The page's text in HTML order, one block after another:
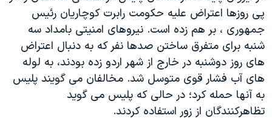
اصلی
جهش
جستجو
ورزشی
گزیده‌ها
ویژه برنامه‌ها
ویدیوها
فرهنگ و زندگی
جام جهانی ۲۰۲۶
عملیات خشم حماسی
بایگانی برنامه‌های تلویزیونی
مستندها
فرکانس‌های صدای آمریکا
پخش رادیویی
یادگیری زبان انگلیسی
دنبال کنید
پی روزها اعتراض عليه حکومت رابرت کوچاريان رئيس
جمهوری ، بر هم زده است. نيروهای امنيتی بامداد سه
شنبه برای متفرق ساختن صدها نفر که به دنبال اعتراض
های روز دوشنبه در خارج از شهر اردو زده بودند، به لوله
های آب فشار قوی متوسل شد. مخالفان می گويند پليس
به آنها حمله کرد؛ در حالی که پليس می گويد
تظاهرکنندگان از زور استفاده کردند.